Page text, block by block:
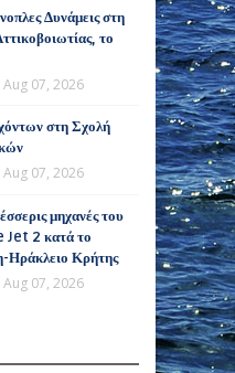
Δυνάμεις στη
το
Aug 07, 2026
στη Σχολή
Aug 07, 2026
μηχανές του
2 κατά το
Ηράκλειο Κρήτης
Aug 07, 2026